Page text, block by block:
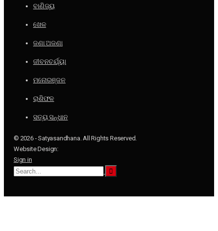
ବାଣିଜ୍ୟ
ଖେଳ
ଜଣା ଅଜଣା
ଜୀବନଚର୍ଯ୍ୟା
ମନୋରଞ୍ଜନ
ରାଶିଫଳ
ସତ୍ୟ ସନ୍ଧାନ
© 2026 - Satyasandhana. All Rights Reserved.
Website Design:
Sign in